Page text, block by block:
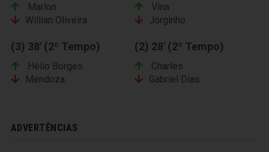
Marlon
Willian Oliveira
Vina
Jorginho
(3) 38' (2º Tempo)
Hélio Borges
Mendoza
(2) 28' (2º Tempo)
Charles
Gabriel Dias
ADVERTÊNCIAS